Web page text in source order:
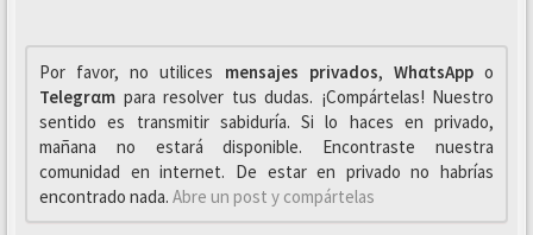
Por favor, no utilices mensajes privados, WhαtsAppo
Telegrαm para resolver tus dudas. ¡Compártelas! Nuestro
sentido es transmitir sabiduría. Si lo haces en privado,
mañana no estará disponible. Encontraste nuestra
comunidad en internet. De estar en privado no habrías
encontrado nada. Abre un post y compártelas